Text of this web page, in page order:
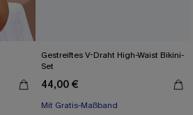
Gestreiftes V-Draht High-Waist Bikini-
Set
44,00 €
Mit Gratis-Maßband